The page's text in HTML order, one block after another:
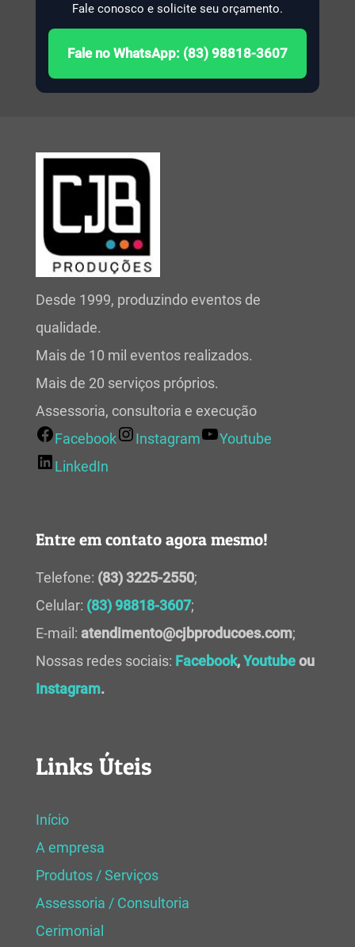
Fale conosco e solicite seu orçamento.
Fale no WhatsApp: (83) 98818-3607
Desde 1999, produzindo eventos de
qualidade.
Mais de 10 mil eventos realizados.
Mais de 20 serviços próprios.
Assessoria, consultoria e execução
Facebook
Instagram
Youtube
LinkedIn
Entre em contato agora mesmo!
Telefone: (83) 3225-2550;
Celular: (83) 98818-3607;
E-mail: atendimento@cjbproducoes.com;
Nossas redes sociais: Facebook,Youtubeou
Instagram.
Links Úteis
Início
A empresa
Produtos / Serviços
Assessoria / Consultoria
Cerimonial